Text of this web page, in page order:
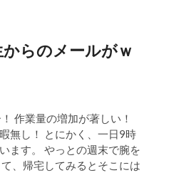
らのメールがｗ
作業量の増加が著しい！
無し！ とにかく、一日9時
ます。 やっとの週末で腕を
、帰宅してみるとそこには